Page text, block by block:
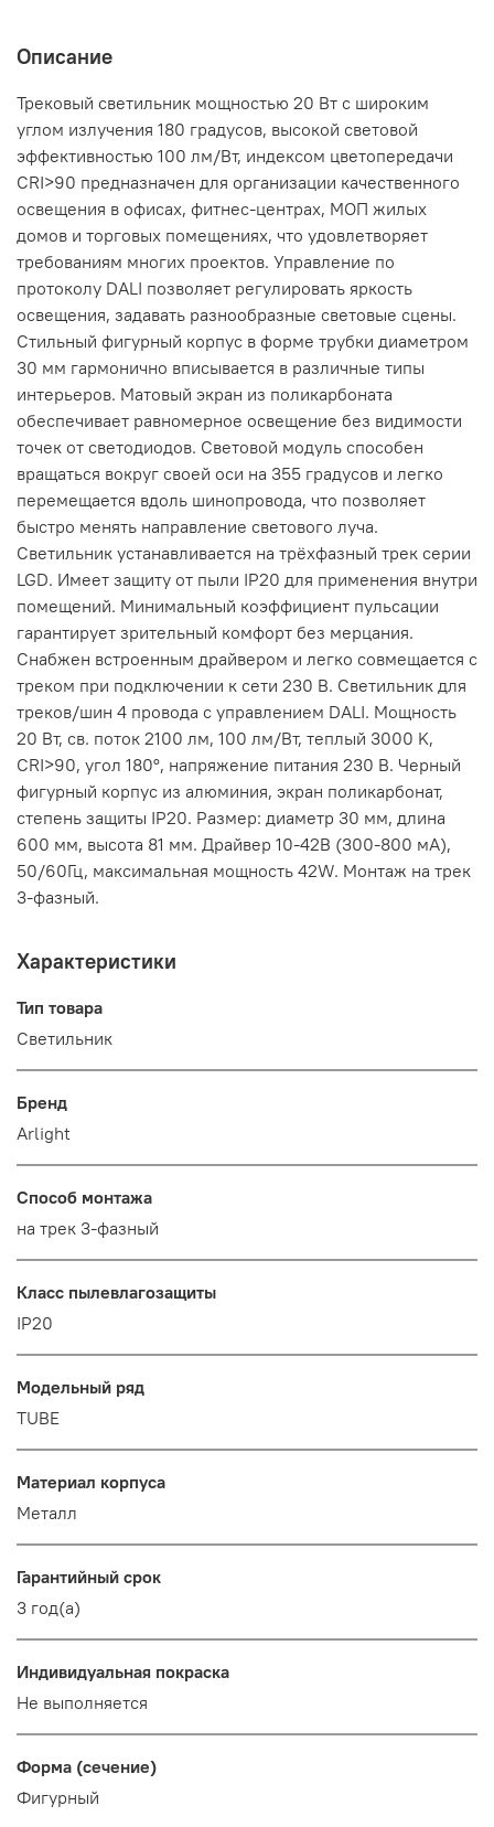
Описание
Трековый светильник мощностью 20 Вт с широким
углом излучения 180 градусов, высокой световой
эффективностью 100 лм/Вт, индексом цветопередачи
CRI>90 предназначен для организации качественного
освещения в офисах, фитнес-центрах, МОП жилых
домов и торговых помещениях, что удовлетворяет
требованиям многих проектов. Управление по
протоколу DALI позволяет регулировать яркость
освещения, задавать разнообразные световые сцены.
Стильный фигурный корпус в форме трубки диаметром
30 мм гармонично вписывается в различные типы
интерьеров. Матовый экран из поликарбоната
обеспечивает равномерное освещение без видимости
точек от светодиодов. Световой модуль способен
вращаться вокруг своей оси на 355 градусов и легко
перемещается вдоль шинопровода, что позволяет
быстро менять направление светового луча.
Светильник устанавливается на трёхфазный трек серии
LGD. Имеет защиту от пыли IP20 для применения внутри
помещений. Минимальный коэффициент пульсации
гарантирует зрительный комфорт без мерцания.
Снабжен встроенным драйвером и легко совмещается с
треком при подключении к сети 230 В. Светильник для
треков/шин 4 провода с управлением DALI. Мощность
20 Вт, св. поток 2100 лм, 100 лм/Вт, теплый 3000 K,
CRI>90, угол 180°, напряжение питания 230 В. Черный
фигурный корпус из алюминия, экран поликарбонат,
степень защиты IP20. Размер: диаметр 30 мм, длина
600 мм, высота 81 мм. Драйвер 10-42В (300-800 мА),
50/60Гц, максимальная мощность 42W. Монтаж на трек
3-фазный.
Характеристики
Тип товара
Светильник
Бренд
Arlight
Способ монтажа
на трек 3-фазный
Класс пылевлагозащиты
IP20
Модельный ряд
TUBE
Материал корпуса
Металл
Гарантийный срок
3 год(а)
Индивидуальная покраска
Не выполняется
Форма (сечение)
Фигурный